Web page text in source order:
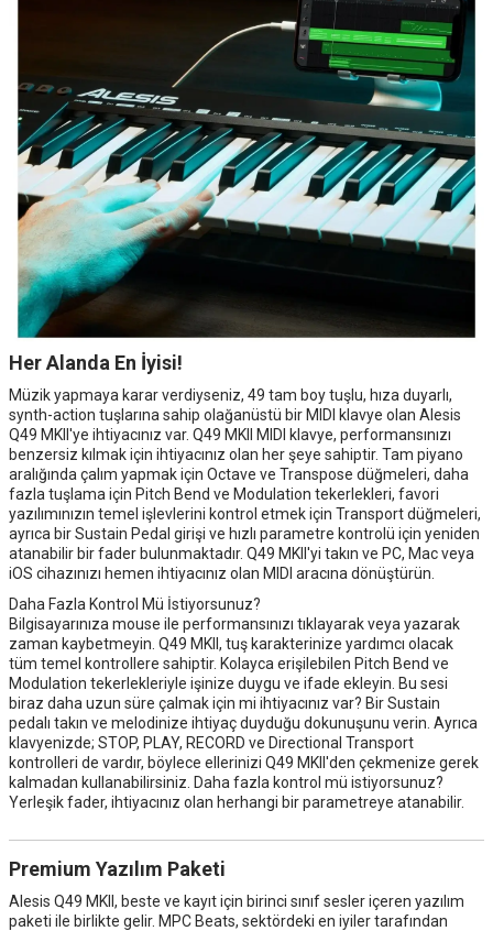
Her Alanda En İyisi!
Müzik yapmaya karar verdiyseniz, 49 tam boy tuşlu, hıza duyarlı,
synth-action tuşlarına sahip olağanüstü bir MIDI klavye olan Alesis
Q49 MKII'ye ihtiyacınız var. Q49 MKII MIDI klavye, performansınızı
benzersiz kılmak için ihtiyacınız olan her şeye sahiptir. Tam piyano
aralığında çalım yapmak için Octave ve Transpose düğmeleri, daha
fazla tuşlama için Pitch Bend ve Modulation tekerlekleri, favori
yazılımınızın temel işlevlerini kontrol etmek için Transport düğmeleri,
ayrıca bir Sustain Pedal girişi ve hızlı parametre kontrolü için yeniden
atanabilir bir fader bulunmaktadır. Q49 MKII'yi takın ve PC, Mac veya
iOS cihazınızı hemen ihtiyacınız olan MIDI aracına dönüştürün.
Daha Fazla Kontrol Mü İstiyorsunuz?
Bilgisayarınıza mouse ile performansınızı tıklayarak veya yazarak
zaman kaybetmeyin. Q49 MKII, tuş karakterinize yardımcı olacak
tüm temel kontrollere sahiptir. Kolayca erişilebilen Pitch Bend ve
Modulation tekerlekleriyle işinize duygu ve ifade ekleyin. Bu sesi
biraz daha uzun süre çalmak için mi ihtiyacınız var? Bir Sustain
pedalı takın ve melodinize ihtiyaç duyduğu dokunuşunu verin. Ayrıca
klavyenizde; STOP, PLAY, RECORD ve Directional Transport
kontrolleri de vardır, böylece ellerinizi Q49 MKII'den çekmenize gerek
kalmadan kullanabilirsiniz. Daha fazla kontrol mü istiyorsunuz?
Yerleşik fader, ihtiyacınız olan herhangi bir parametreye atanabilir.
Premium Yazılım Paketi
Alesis Q49 MKII, beste ve kayıt için birinci sınıf sesler içeren yazılım
paketi ile birlikte gelir. MPC Beats, sektördeki en iyiler tarafından